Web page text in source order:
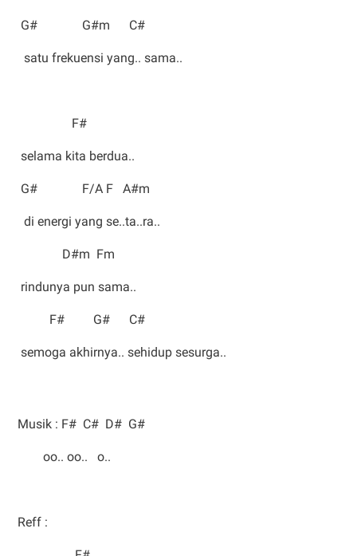
G# G#m C#
satu frekuensi yang.. sama..
F#
selama kita berdua..
G# F/A F A#m
di energi yang se..ta..ra..
D#m Fm
rindunya pun sama..
F# G# C#
semoga akhirnya.. sehidup sesurga..
Musik : F# C# D# G#
oo.. oo.. o..
Reff :